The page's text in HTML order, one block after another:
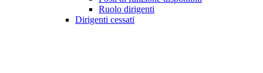
Ruolo dirigenti
Dirigenti cessati